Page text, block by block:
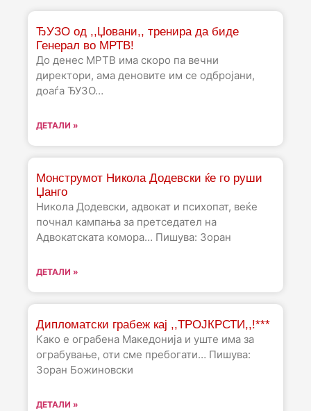
ЂУЗО од ,,Џовани,, тренира да биде
Генерал во МРТВ!
До денес МРТВ има скоро па вечни
директори, ама деновите им се одбројани,
доаѓа ЂУЗО…
ДЕТАЛИ »
Монструмот Никола Додевски ќе го руши
Џанго
Никола Додевски, адвокат и психопат, веќе
почнал кампања за претседател на
Адвокатската комора… Пишува: Зоран
ДЕТАЛИ »
Дипломатски грабеж кај ,,ТРОЈКРСТИ,,!***
Како е ограбена Македонија и уште има за
ограбување, оти сме пребогати… Пишува:
Зоран Божиновски
ДЕТАЛИ »